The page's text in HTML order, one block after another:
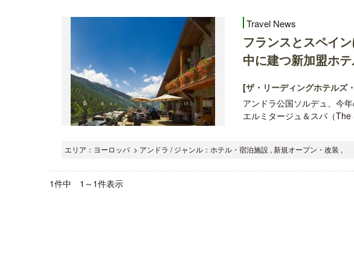
Travel News
フランスとスペイ
中に建つ新加盟ホ
[ザ・リーディングホテルズ
アンドラ公国ソルデュ、今
エルミタージュ＆スパ（
エリア：ヨーロッパ > アンドラ / ジャンル：ホテル・宿泊施設 , 新規オープン・改装 ,
1件中 1～1件表示
梁貴子氏の韓国文学『
じられたこと』が文